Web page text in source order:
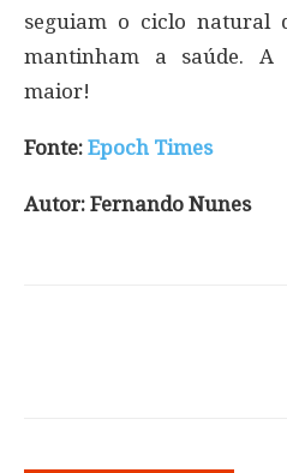
seguiam o ciclo natural
mantinham a saúde. A
maior!
Fonte: Epoch Times
Autor: Fernando Nunes